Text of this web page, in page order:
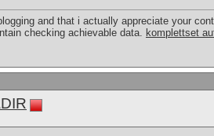
and that i actually appreciate your
checking achievable data. komplettset